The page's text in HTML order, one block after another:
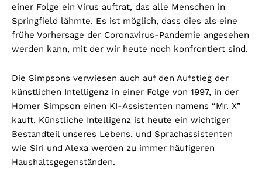
einer Folge ein Virus auftrat, das alle Menschen in
Springfield lähmte. Es ist möglich, dass dies als eine
frühe Vorhersage der Coronavirus-Pandemie angesehen
werden kann, mit der wir heute noch konfrontiert sind.
Die Simpsons verwiesen auch auf den Aufstieg der
künstlichen Intelligenz in einer Folge von 1997, in der
Homer Simpson einen KI-Assistenten namens “Mr. X”
kauft. Künstliche Intelligenz ist heute ein wichtiger
Bestandteil unseres Lebens, und Sprachassistenten
wie Siri und Alexa werden zu immer häufigeren
Haushaltsgegenständen.